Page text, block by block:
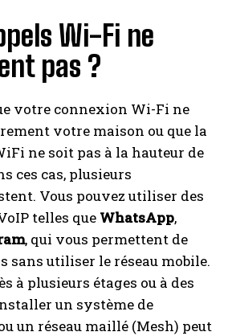
Wi-Fi ne
pas ?
votre connexion Wi-Fi ne
votre maison ou que la
ne soit pas à la hauteur de
ces cas, plusieurs
Vous pouvez utiliser des
telles que WhatsApp,
, qui vous permettent de
sans utiliser le réseau mobile.
à plusieurs étages ou à des
un système de
un réseau maillé (Mesh) peut